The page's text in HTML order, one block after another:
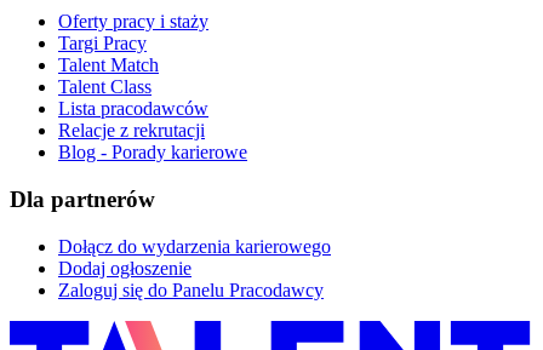
Oferty pracy i staży
Targi Pracy
Talent Match
Talent Class
Lista pracodawców
Relacje z rekrutacji
Blog - Porady karierowe
Dla partnerów
Dołącz do wydarzenia karierowego
Dodaj ogłoszenie
Zaloguj się do Panelu Pracodawcy